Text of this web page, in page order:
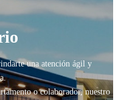
una atención ágil y
o colaborador, nuestro